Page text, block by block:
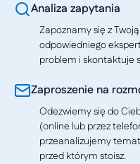
Analiza zapytania
Zapoznamy się z
odpowiedniego
problem i skontaktuje
Zaproszenie na
Odezwiemy się do
(online lub przez
przeanalizujemy
przed którym stoisz.